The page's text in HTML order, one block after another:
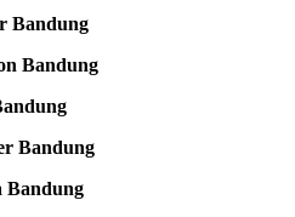
Bandung
Bandung
Bandung
Bandung